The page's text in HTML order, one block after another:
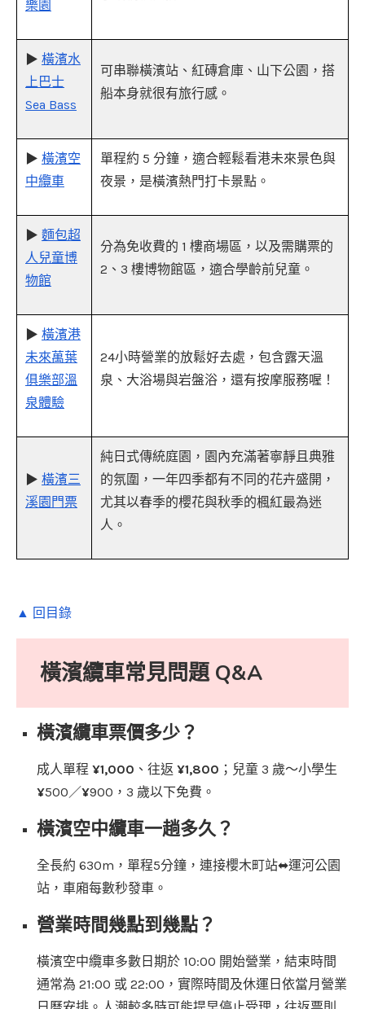
樂園
▶ 橫濱水
上巴士
Sea Bass
可串聯橫濱站、紅磚倉庫、山下公園，搭
船本身就很有旅行感。
▶ 橫濱空
中纜車
單程約 5 分鐘，適合輕鬆看港未來景色與
夜景，是橫濱熱門打卡景點。
▶ 麵包超
人兒童博
物館
分為免收費的 1 樓商場區，以及需購票的
2、3 樓博物館區，適合學齡前兒童。
▶ 橫濱港
未來萬葉
俱樂部溫
泉體驗
24小時營業的放鬆好去處，包含露天溫
泉、大浴場與岩盤浴，還有按摩服務喔！
▶ 橫濱三
溪園門票
純日式傳統庭園，園內充滿著寧靜且典雅
的氛圍，一年四季都有不同的花卉盛開，
尤其以春季的櫻花與秋季的楓紅最為迷
人。
▲ 回目錄
橫濱纜車常見問題 Q&A
橫濱纜車票價多少？
成人單程 ¥1,000 、往返 ¥1,800 ；兒童 3 歲～小學生
¥500／¥900，3 歲以下免費。
橫濱空中纜車一趟多久？
全長約 630m，單程5分鐘，連接櫻木町站⬌運河公園
站，車廂每數秒發車。
營業時間幾點到幾點？
橫濱空中纜車多數日期於 10:00 開始營業，結束時間
通常為 21:00 或 22:00，實際時間及休運日依當月營業